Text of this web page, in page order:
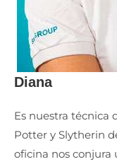
Diana
Es nuestra técnica
Potter y Slytherin
oficina nos conjura